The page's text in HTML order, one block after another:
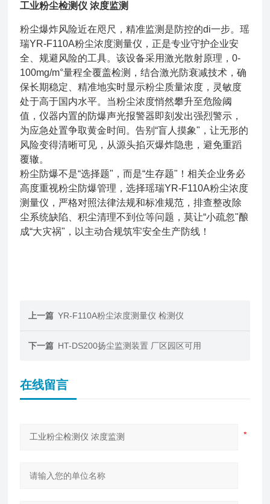
工业粉尘检测仪 浓度监测
粉尘爆炸风险近在咫尺，精准监测是防控的di一步。瑶
瑞YR-F110A粉尘浓度测量仪，正是专业守护企业安
全、规避风险的工具。该设备采用激光散射原理，0-
100mg/m°量程全覆盖检测，结合激光防衰减技术，确
保长期稳定、精准地实时显示粉尘质量浓度，灵敏度
处于高于国内水平。当粉尘浓度悄然攀升至危险阈
值，仪器内置的防爆声光报警器即刻发出强烈警示，
为应急处置争取黄金时间。告别“盲人摸象"，让无形的
风险变得清晰可见，从源头掐灭爆炸隐患，避免重蹈
覆辙。
粉尘防爆不是“选择题"，而是“生存题"！相关企业务必
高度重视粉尘防爆管理，选择瑶瑞YR-F110A粉尘浓度
测量仪，严格对照法律法规和标准规范，排查整改除
尘系统缺陷、积尘清理不到位等问题，莫让“小疏忽"酿
成“大灾祸"，以主动合规筑牢安全生产防线！
上一篇 YR-F110A粉尘浓度测量仪 检测仪
下一篇 HT-DS200扬尘监测装置 厂区园区可用
在线留言